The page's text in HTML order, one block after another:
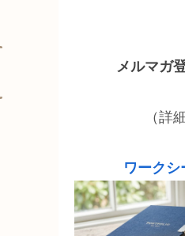
メルマガ
（詳
ワークシ